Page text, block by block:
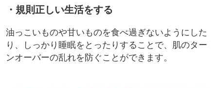
・規則正しい生活をする
油っこいものや甘いものを食べ過ぎないようにした
り、しっかり睡眠をとったりすることで、肌のター
ンオーバーの乱れを防ぐことができます。